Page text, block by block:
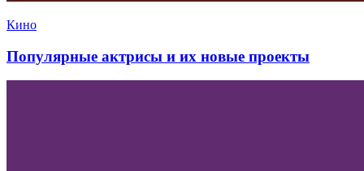
Кино
Популярные актрисы и их новые проекты